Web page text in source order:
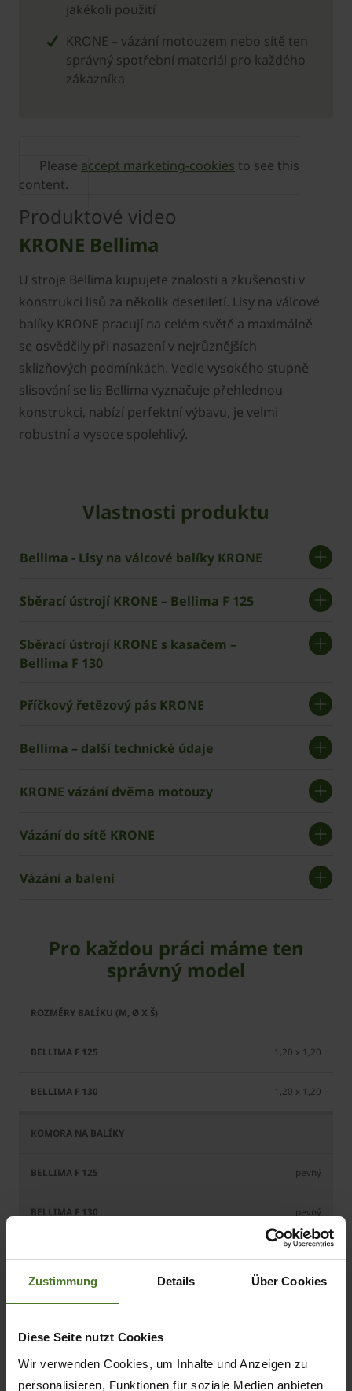
Zustimmung Details Über Cookies
Diese Seite nutzt Cookies
Wir verwenden Cookies, um Inhalte und Anzeigen zu
personalisieren, Funktionen für soziale Medien anbieten
jakékoli použití
KRONE – vázání motouzem nebo sítě ten
správný spotřební materiál pro každého
zákazníka
Please accept marketing-cookies to see this
content.
Produktové video
KRONE Bellima
U stroje Bellima kupujete znalosti a zkušenosti v
konstrukci lisů za několik desetiletí. Lisy na válcové
balíky KRONE pracují na celém světě a maximálně
se osvědčily při nasazení v nejrůznějších
sklizňových podmínkách. Vedle vysokého stupně
slisování se lis Bellima vyznačuje přehlednou
konstrukci, nabízí perfektní výbavu, je velmi
robustní a vysoce spolehlivý.
Vlastnosti produktu
Bellima - Lisy na válcové balíky KRONE
Sběrací ústrojí ­KRONE – Bellima F 125
Sběrací ústrojí ­KRONE s kasačem –
Bellima F 130
Příčkový řetězový pás ­KRONE
Bellima – další technické údaje
KRONE vázání dvěma motouzy
Vázání do sítě KRONE
Vázání a balení
Pro každou práci máme ten
správný model
Bellima
Bellima
1,20 x 1,20
1,20 x 1,20
pevný
pevný